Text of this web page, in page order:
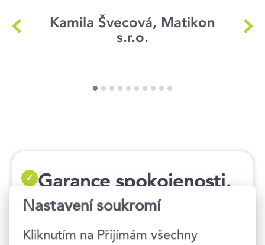
Kamila Švecová, Matikon
s.r.o.
✓ Garance spokojenosti,
která stojí na výsledcích
Nastavení soukromí
Kliknutím na Přijímám všechny